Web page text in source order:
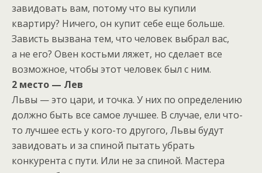
завидовать вам, потому что вы купили
квартиру? Ничего, он купит себе еще больше.
Зависть вызвана тем, что человек выбрал вас,
а не его? Овен костьми ляжет, но сделает все
возможное, чтобы этот человек был с ним.
2 место — Лев
Львы — это цари, и точка. У них по определению
должно быть все самое лучшее. В случае, ели что-
то лучшее есть у кого-то другого, Львы будут
завидовать и за спиной пытать убрать
конкурента с пути. Или не за спиной. Мастера